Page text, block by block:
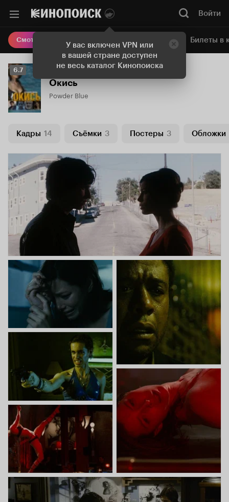
У вас включен VPN или
в вашей стране доступен
не весь каталог Кинопоиска
Войти
Смотреть кино Онлайн-кинотеатр Билеты в
Рейтинг
Кинопоиска
6.7
6.7
Окись
Powder Blue
Кадры 14 Съёмки 3 Постеры 3 Обложки